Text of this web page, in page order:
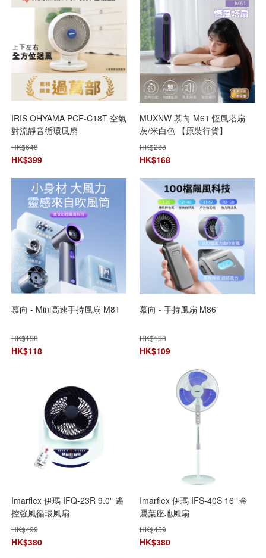
IRIS OHYAMA PCF-C18T 空氣
對流靜音循環風扇
HK$648
HK$399
MUXNW 慕向 M61 恆風塔扇
灰/米白色 【原裝行貨】
HK$288
HK$168
慕向 - Mini高速手持風扇 M81
HK$198
HK$118
慕向 - 手持風扇 M86
HK$198
HK$109
Imarflex 伊瑪 IFQ-23R 9.0" 遙
控強風循環風扇
HK$499
HK$380
Imarflex 伊瑪 IFS-40S 16" 金
屬葉座地風扇
HK$459
HK$380